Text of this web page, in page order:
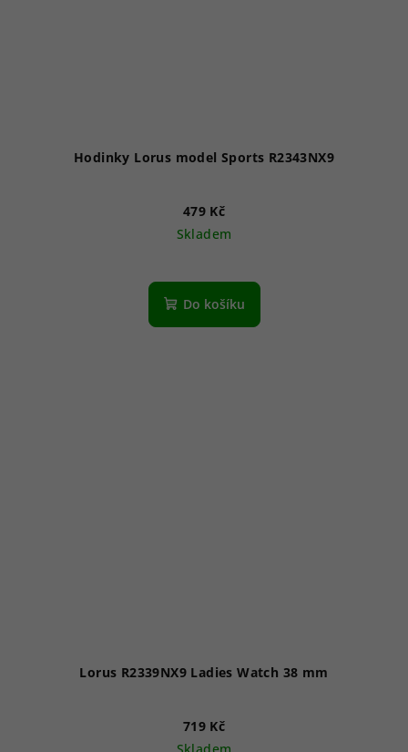
Hodinky Lorus model Sports R2343NX9
479 Kč
Skladem
Do košíku
Lorus R2339NX9 Ladies Watch 38 mm
719 Kč